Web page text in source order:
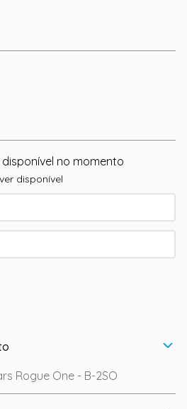
no momento
disponível
Rogue One - B-2SO